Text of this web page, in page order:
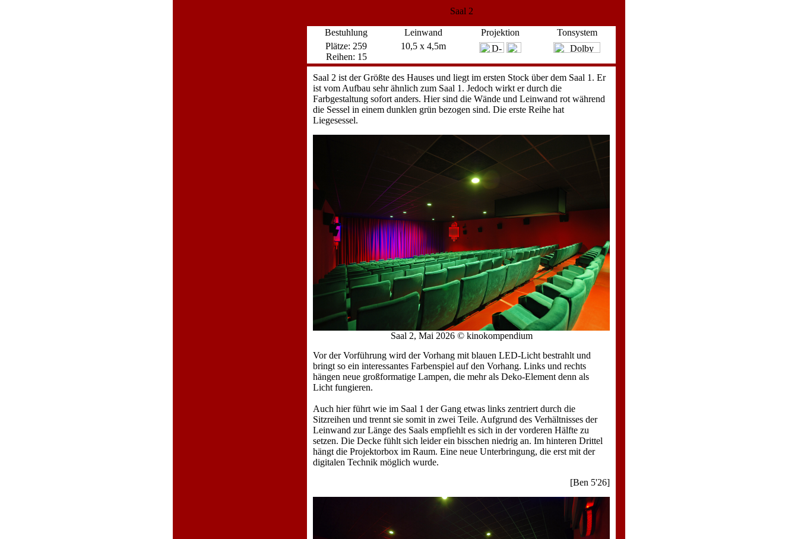
Saal 2
Bestuhlung Leinwand Projektion
Tonsystem
Plätze: 259
Reihen: 15
10,5 x 4,5m
Saal 2 ist der Größte des Hauses und liegt im ersten Stock über dem Saal 1. Er
ist vom Aufbau sehr ähnlich zum Saal 1. Jedoch wirkt er durch die
Farbgestaltung sofort anders. Hier sind die Wände und Leinwand rot während
die Sessel in einem dunklen grün bezogen sind. Die erste Reihe hat
Liegesessel.
Saal 2, Mai 2026 © kinokompendium
Vor der Vorführung wird der Vorhang mit blauen LED-Licht bestrahlt und
bringt so ein interessantes Farbenspiel auf den Vorhang. Links und rechts
hängen neue großformatige Lampen, die mehr als Deko-Element denn als
Licht fungieren.
Auch hier führt wie im Saal 1 der Gang etwas links zentriert durch die
Sitzreihen und trennt sie somit in zwei Teile. Aufgrund des Verhältnisses der
Leinwand zur Länge des Saals empfiehlt es sich in der vorderen Hälfte zu
setzen. Die Decke fühlt sich leider ein bisschen niedrig an. Im hinteren Drittel
hängt die Projektorbox im Raum. Eine neue Unterbringung, die erst mit der
digitalen Technik möglich wurde.
[Ben 5'26]